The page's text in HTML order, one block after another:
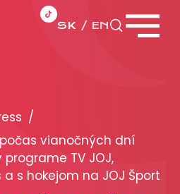
SK EN
/
vianočných dní
TV JOJ,
s hokejom na JOJ Šport